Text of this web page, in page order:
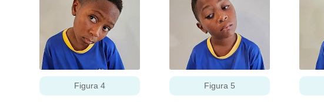
Figura 4 Figura 5